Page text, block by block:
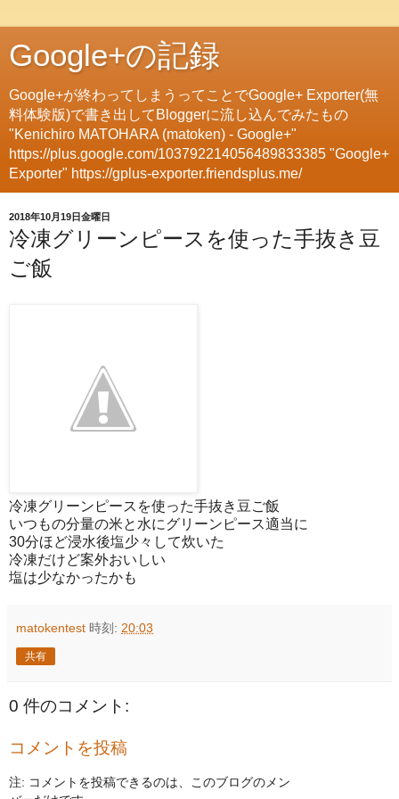
Google+の記録
Google+が終わってしまうってことでGoogle+ Exporter(無
料体験版)で書き出してBloggerに流し込んでみたもの
"Kenichiro MATOHARA (matoken) - Google+"
https://plus.google.com/103792214056489833385 "Google+
Exporter" https://gplus-exporter.friendsplus.me/
2018年10月19日金曜日
冷凍グリーンピースを使った手抜き豆
ご飯
冷凍グリーンピースを使った手抜き豆ご飯
いつもの分量の米と水にグリーンピース適当に
30分ほど浸水後塩少々して炊いた
冷凍だけど案外おいしい
塩は少なかったかも
matokentest 時刻: 20:03
共有
0 件のコメント:
コメントを投稿
注: コメントを投稿できるのは、このブログのメン